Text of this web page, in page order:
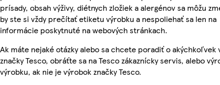
prísady, obsah výživy, diétnych zložiek a alergénov sa môžu
by ste si vždy prečítať etiketu výrobku a nespoliehať sa len na
informácie poskytnuté na webových stránkach.
Ak máte nejaké otázky alebo sa chcete poradiť o akýchkoľvek
značky Tesco, obráťte sa na Tesco zákaznícky servis, alebo
výrobku, ak nie je výrobok značky Tesco.